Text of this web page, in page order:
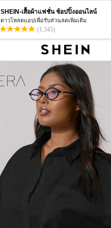
SHEIN-เสื้อผ้าแฟชั่น ช้อปปิ้งออนไลน์
ดาวโหลดแอปเพื่อรับส่วนลดเพิ่มเติม
(1,345)